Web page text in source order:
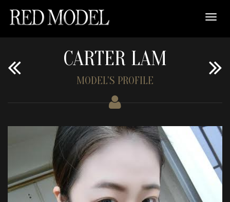
CARTER LAM
MODEL'S PROFILE